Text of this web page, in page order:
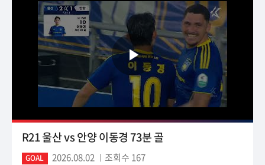
R21 울산 vs 안양 이동경 73분 골
GOAL 2026.08.02 조회수 167